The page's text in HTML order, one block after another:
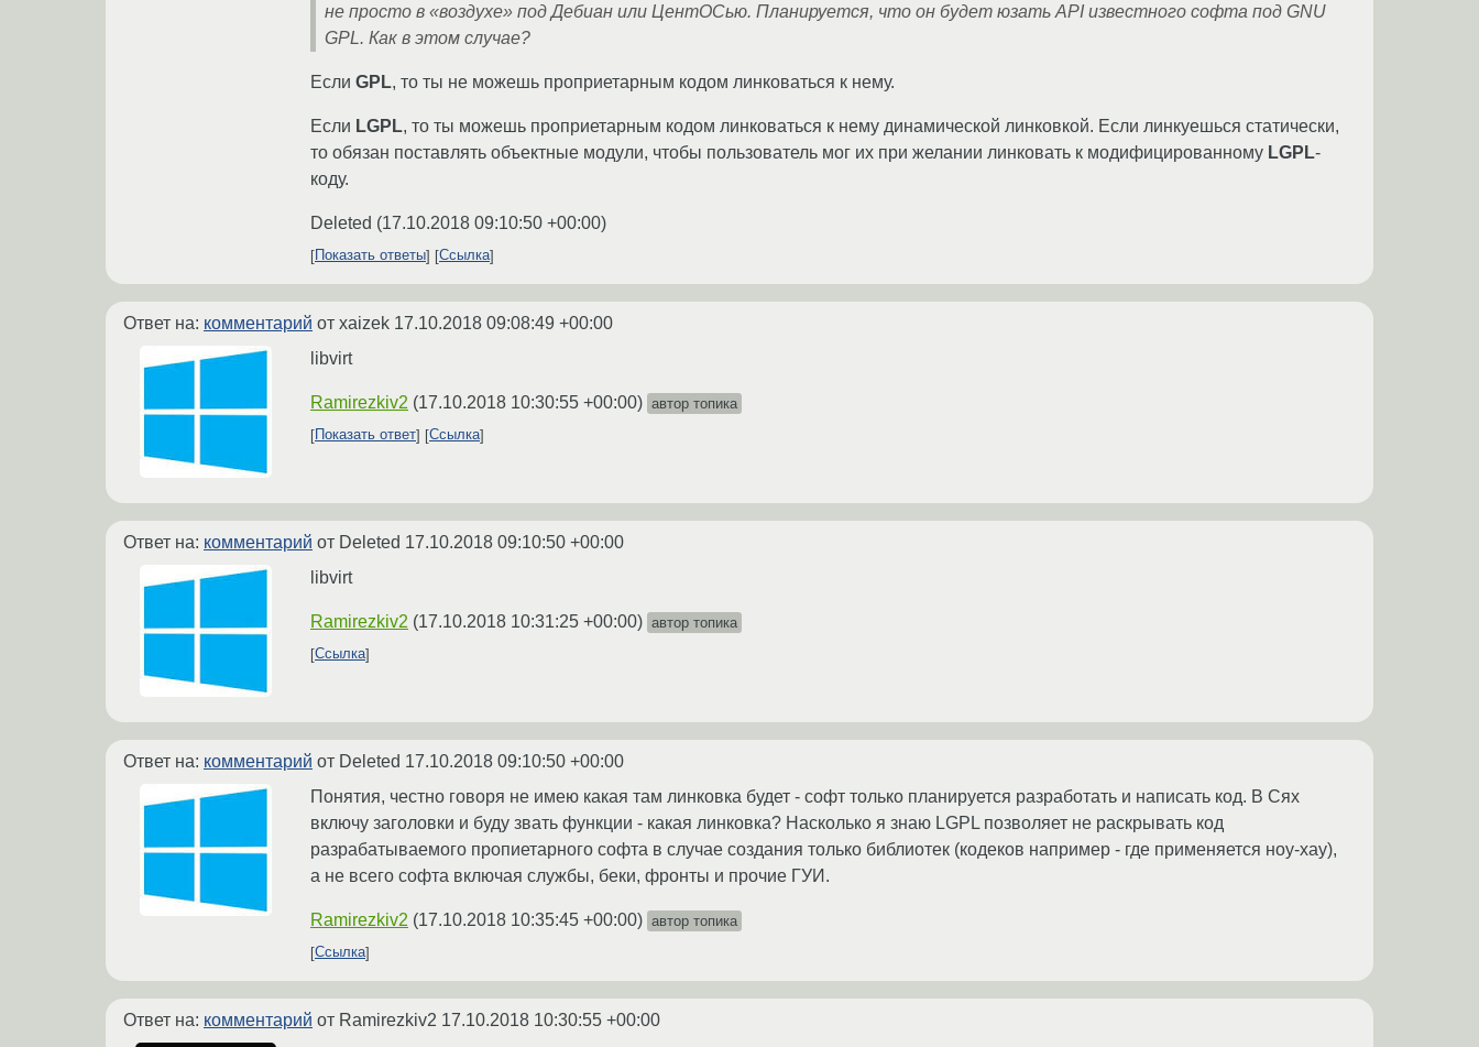
не просто в «воздухе» под Дебиан или ЦентОСью. Планируется, что он будет юзать API известного софта под GNU
GPL. Как в этом случае?
Если GPL, то ты не можешь проприетарным кодом линковаться к нему.
Если LGPL, то ты можешь проприетарным кодом линковаться к нему динамической линковкой. Если линкуешься статически,
то обязан поставлять объектные модули, чтобы пользователь мог их при желании линковать к модифицированному LGPL-
коду.
Deleted (17.10.2018 09:10:50 +00:00)
Показать ответы Ссылка
Ответ на: комментарий от xaizek 17.10.2018 09:08:49 +00:00
libvirt
Ramirezkiv2 (17.10.2018 10:30:55 +00:00) автор топика
Показать ответ
Ссылка
Ответ на: комментарий от Deleted 17.10.2018 09:10:50 +00:00
libvirt
Ramirezkiv2 (17.10.2018 10:31:25 +00:00) автор топика
Ссылка
Ответ на: комментарий от Deleted 17.10.2018 09:10:50 +00:00
Понятия, честно говоря не имею какая там линковка будет - софт только планируется разработать и написать код. В Сях
включу заголовки и буду звать функции - какая линковка? Насколько я знаю LGPL позволяет не раскрывать код
разрабатываемого пропиетарного софта в случае создания только библиотек (кодеков например - где применяется ноу-хау),
а не всего софта включая службы, беки, фронты и прочие ГУИ.
Ramirezkiv2 (17.10.2018 10:35:45 +00:00) автор топика
Ссылка
Ответ на: комментарий от Ramirezkiv2 17.10.2018 10:30:55 +00:00